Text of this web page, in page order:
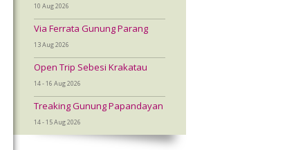
10 Aug 2026
Via Ferrata Gunung Parang
13 Aug 2026
Open Trip Sebesi Krakatau
14 - 16 Aug 2026
Treaking Gunung Papandayan
14 - 15 Aug 2026